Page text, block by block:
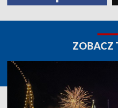
ZOBACZ